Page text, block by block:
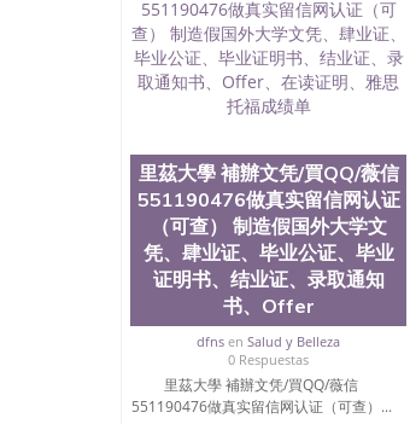
公司专业制作、办理、仿制、
文凭、假文凭假毕业证假学历
认证、留服认证、使馆认证、
认证、留学生学历认证、留学
历、新西兰学历认证等
University）圣何塞州立大学成
University）圣何塞州立大学成
State University）圣何塞州立
University）圣何塞州立大学（
圣何塞州立大学文凭（San
圣何塞州立大学文凭（San
塞州立大学学历（San Jose
大学学历（San Jose State
（San Jose State University）
State University）圣何塞州立
State University）圣何塞州立
University）圣何塞州立大学（
里茲大學 補辦文凭/買QQ/薇信
551190476做真实留信网认证
（可查） 制造假国外大学文
凭、肆业证、毕业公证、毕业
证明书、结业证、录取通知
书、Offer
dfns enSalud y Belleza
0 Respuestas
里茲大學 補辦文凭/買QQ/薇信
551190476做真实留信网认证（可查）...